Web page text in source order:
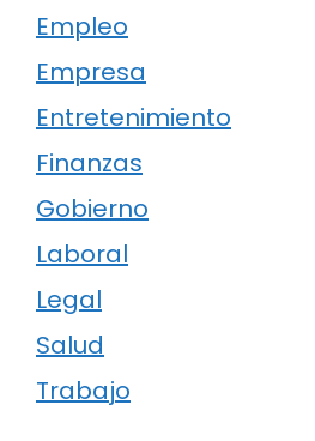
Empleo
Empresa
Entretenimiento
Finanzas
Gobierno
Laboral
Legal
Salud
Trabajo